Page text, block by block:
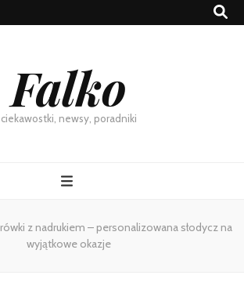
Falko
ciekawostki, newsy, poradniki
z nadrukiem – personalizowana słodycz na
wyjątkowe okazje